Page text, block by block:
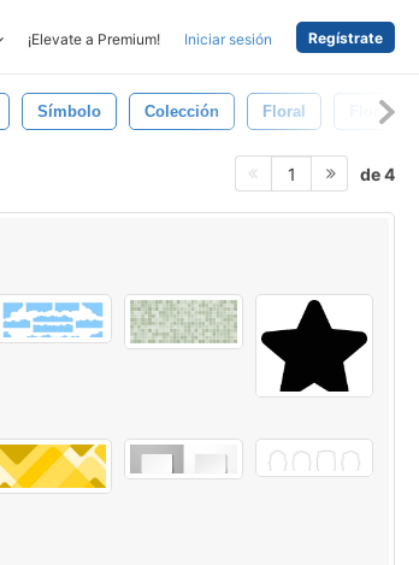
¡Elevate a Premium! Iniciar sesión Regístrate
Símbolo Colección Floral
1 de 4